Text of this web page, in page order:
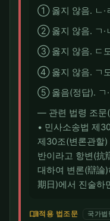
① 옳지 않음. ㄴ·
② 옳지 않음. ㄱ·
③ 옳지 않음. ㄷ
④ 옳지 않음. ㄱ
⑤ 옳음(정답). ㄱ·
― 관련 법령 조
• 민사소송법 제
제30조(변론관할)
반이라고 항변(抗
대하여 변론(辯論
期日)에서 진술하
menu_book적용 법조문 국가법